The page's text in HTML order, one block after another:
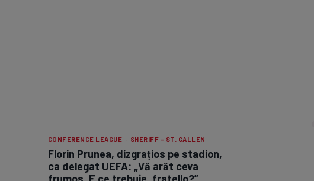
CONFERENCE LEAGUE · SHERIFF - ST. GALLEN
Florin Prunea, dizgrațios pe stadion,
ca delegat UEFA: „Vă arăt ceva